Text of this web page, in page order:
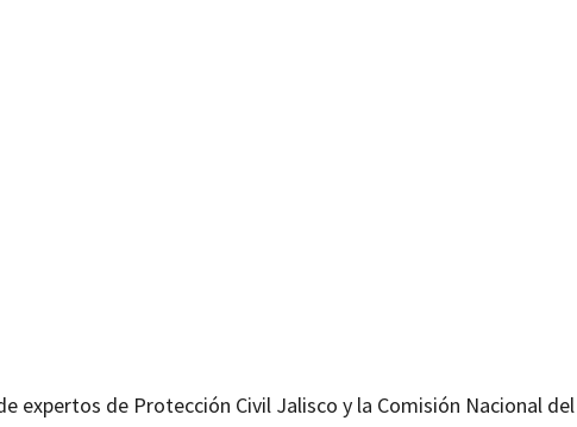
expertos de Protección Civil Jalisco y la Comisión Nacional